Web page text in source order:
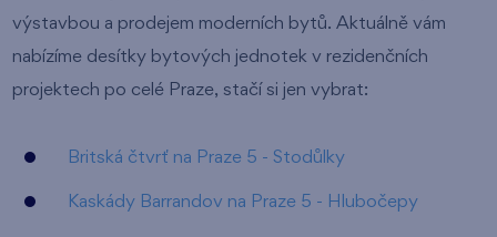
výstavbou a prodejem moderních bytů. Aktuálně vám
nabízíme desítky bytových jednotek v rezidenčních
projektech po celé Praze, stačí si jen vybrat:
Britská čtvrť na Praze 5 - Stodůlky
Kaskády Barrandov na Praze 5 - Hlubočepy